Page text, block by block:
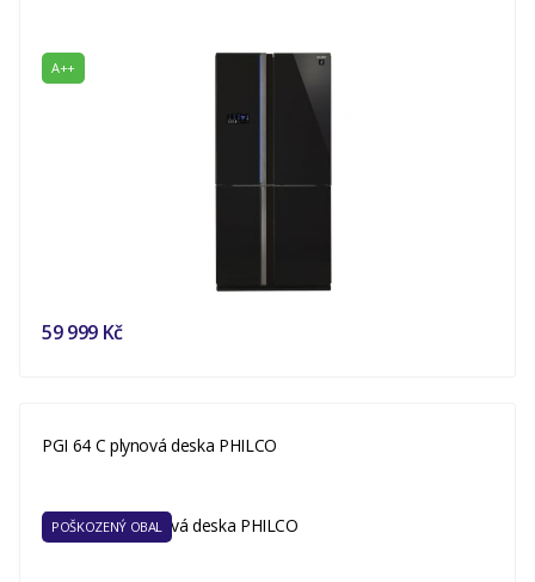
A++
59 999 Kč
PGI 64 C plynová deska PHILCO
POŠKOZENÝ OBAL